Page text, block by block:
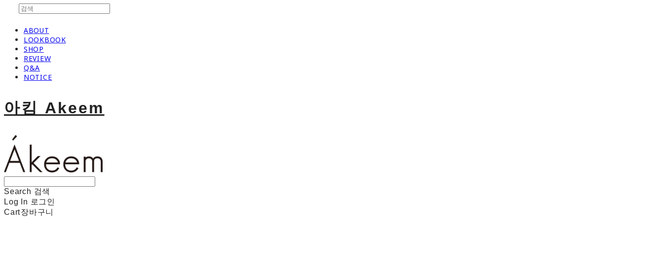
ABOUT
LOOKBOOK
SHOP
REVIEW
Q&A
NOTICE
아킴 Akeem
Search 검색
Log In 로그인
Cart장바구니